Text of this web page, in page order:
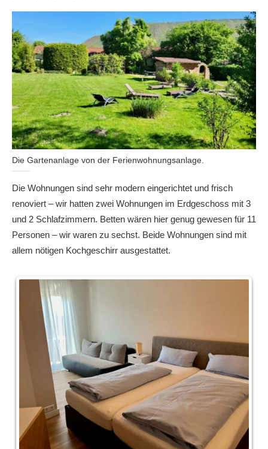
Die Gartenanlage von der Ferienwohnungsanlage.
Die Wohnungen sind sehr modern eingerichtet und frisch
renoviert – wir hatten zwei Wohnungen im Erdgeschoss mit 3
und 2 Schlafzimmern. Betten wären hier genug gewesen für 11
Personen – wir waren zu sechst. Beide Wohnungen sind mit
allem nötigen Kochgeschirr ausgestattet.